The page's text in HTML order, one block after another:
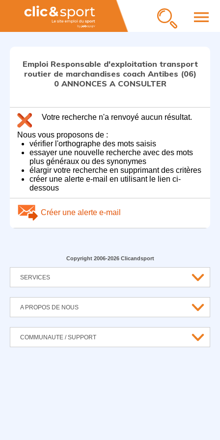
menu
Emploi Responsable d'exploitation transport
routier de marchandises coach Antibes (06)
0 ANNONCES A CONSULTER
Votre recherche n'a renvoyé aucun résultat.
Nous vous proposons de :
vérifier l'orthographe des mots saisis
essayer une nouvelle recherche avec des mots
plus généraux ou des synonymes
élargir votre recherche en supprimant des critères
créer une alerte e-mail en utilisant le lien ci-
dessous
Créer une alerte e-mail
Copyright 2006-2026 Clicandsport
SERVICES
A PROPOS DE NOUS
COMMUNAUTE / SUPPORT